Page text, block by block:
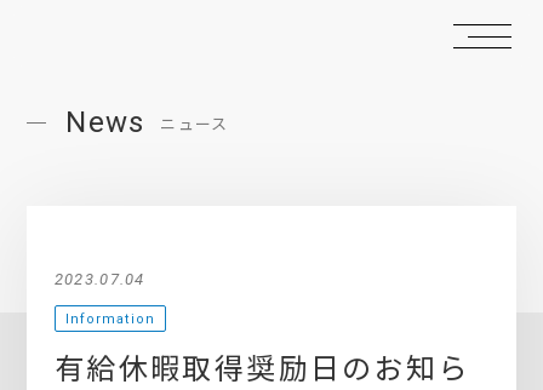
News ニュース
2023.07.04
Information
有給休暇取得奨励日のお知ら